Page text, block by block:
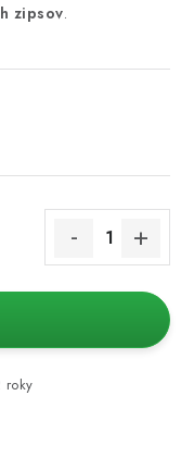
zipsov.
roky